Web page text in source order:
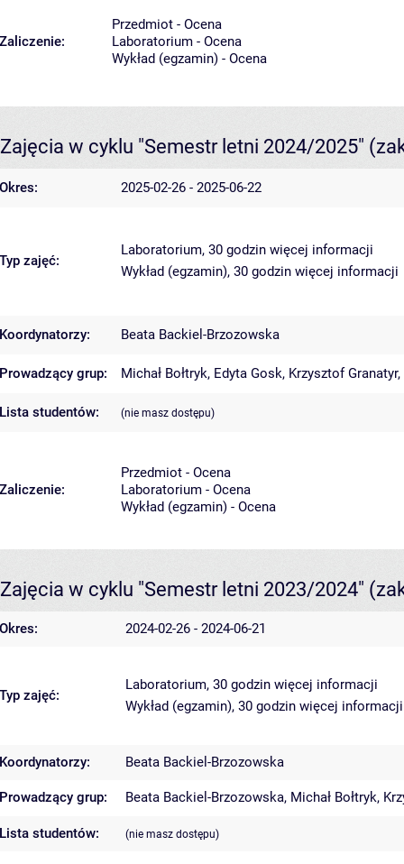
Zaliczenie:
Przedmiot - Ocena
Laboratorium - Ocena
Wykład (egzamin) - Ocena
Zajęcia w cyklu "Semestr letni 2024/2025"
Okres: 2025-02-26 - 2025-06-22
Typ zajęć:
Laboratorium, 30 godzin więcej informacji
Wykład (egzamin), 30 godzin więcej informacji
Koordynatorzy: Beata Backiel-Brzozowska
Prowadzący grup: Michał Bołtryk, Edyta Gosk, Krzysztof Granatyr,
Lista studentów: (nie masz dostępu)
Zaliczenie:
Przedmiot - Ocena
Laboratorium - Ocena
Wykład (egzamin) - Ocena
Zajęcia w cyklu "Semestr letni 2023/2024"
Okres: 2024-02-26 - 2024-06-21
Typ zajęć:
Laboratorium, 30 godzin więcej informacji
Wykład (egzamin), 30 godzin więcej informacji
Koordynatorzy: Beata Backiel-Brzozowska
Prowadzący grup: Beata Backiel-Brzozowska, Michał Bołtryk,
Lista studentów: (nie masz dostępu)